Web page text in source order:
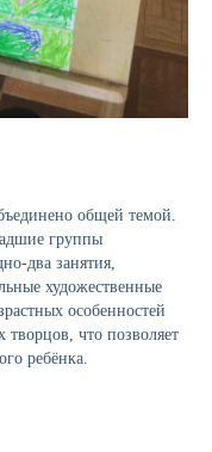
общей темой.
группы
два занятия,
художественные
особенностей
творцов, что позволяет
ребёнка.